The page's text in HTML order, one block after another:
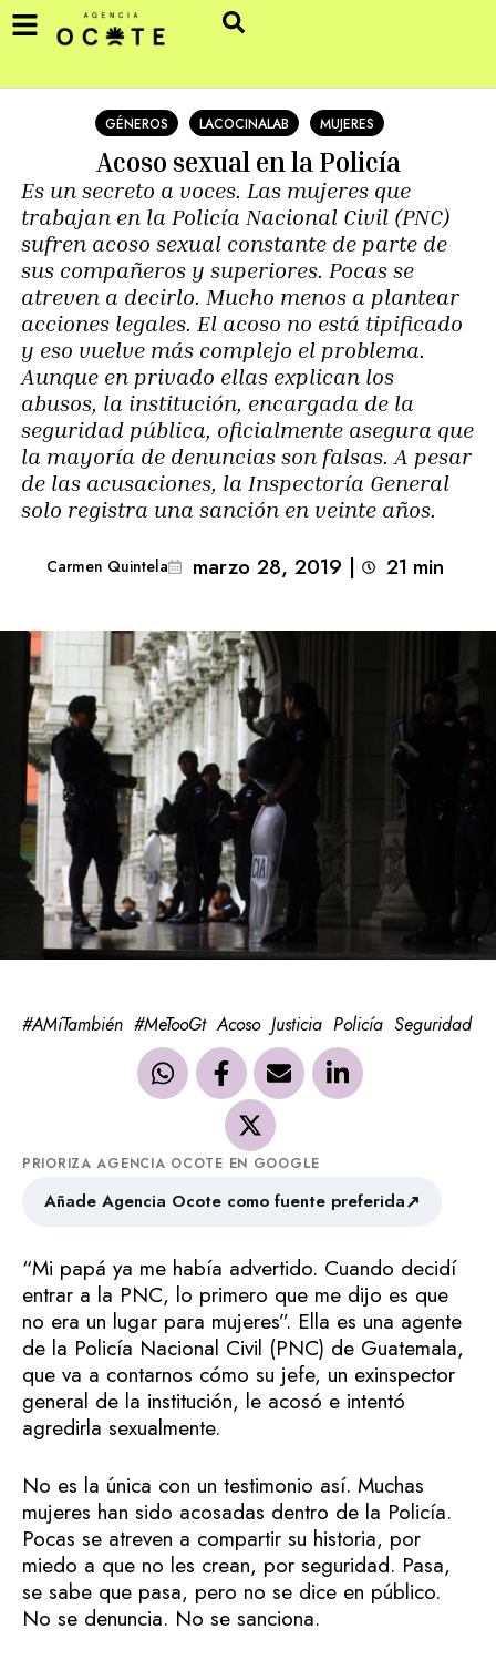
GÉNEROS LACOCINALAB MUJERES
Acoso sexual en la Policía
Es un secreto a voces. Las mujeres que
trabajan en la Policía Nacional Civil (PNC)
sufren acoso sexual constante de parte de
sus compañeros y superiores. Pocas se
atreven a decirlo. Mucho menos a plantear
acciones legales. El acoso no está tipificado
y eso vuelve más complejo el problema.
Aunque en privado ellas explican los
abusos, la institución, encargada de la
seguridad pública, oficialmente asegura que
la mayoría de denuncias son falsas. A pesar
de las acusaciones, la Inspectoría General
solo registra una sanción en veinte años.
Carmen Quintela marzo 28, 2019 | 21 min
#AMíTambién #MeTooGt Acoso Justicia Policía Seguridad
PRIORIZA AGENCIA OCOTE EN GOOGLE
Añade Agencia Ocote como fuente preferida↗
“Mi papá ya me había advertido. Cuando decidí
entrar a la PNC, lo primero que me dijo es que
no era un lugar para mujeres”. Ella es una agente
de la Policía Nacional Civil (PNC) de Guatemala,
que va a contarnos cómo su jefe, un exinspector
general de la institución, le acosó e intentó
agredirla sexualmente.
No es la única con un testimonio así. Muchas
mujeres han sido acosadas dentro de la Policía.
Pocas se atreven a compartir su historia, por
miedo a que no les crean, por seguridad. Pasa,
se sabe que pasa, pero no se dice en público.
No se denuncia. No se sanciona.